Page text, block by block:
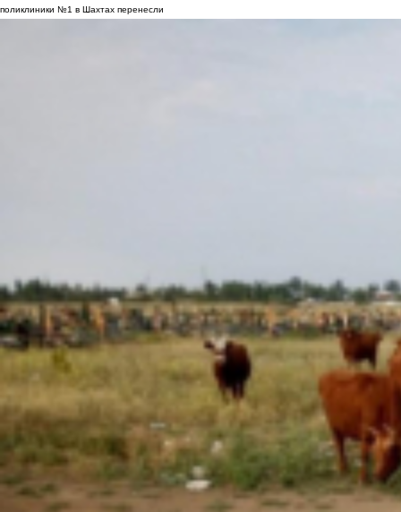
поликлиники №1 в Шахтах перенесли